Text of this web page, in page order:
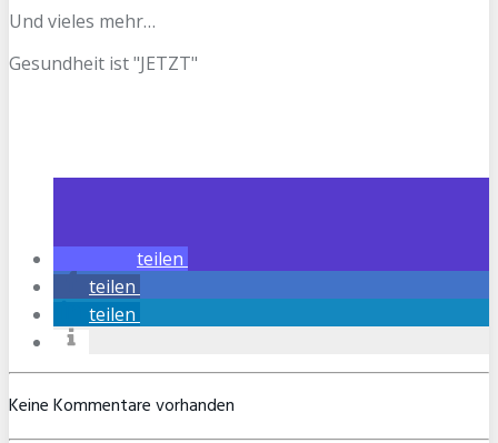
Und vieles mehr…
Gesundheit ist "JETZT"
teilen
teilen
teilen
Keine Kommentare vorhanden